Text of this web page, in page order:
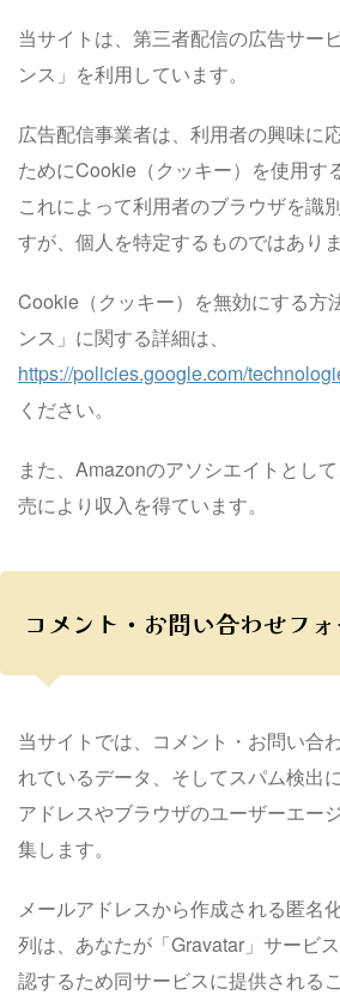
当サイトは、第三者配信の広告サー
ンス」を利用しています。
広告配信事業者は、利用者の興味に
ためにCookie（クッキー）を使用す
これによって利用者のブラウザを識
すが、個人を特定するものではありま
Cookie（クッキー）を無効にする方
ンス」に関する詳細は、
https://policies.google.com/
ください。
また、Amazonのアソシエイトとし
売により収入を得ています。
コメント・お問い合わせフ
当サイトでは、コメント・お問い合
れているデータ、そしてスパム検出
アドレスやブラウザのユーザーエー
集します。
メールアドレスから作成される匿名
列は、あなたが「Gravatar」サービ
認するため同サービスに提供される